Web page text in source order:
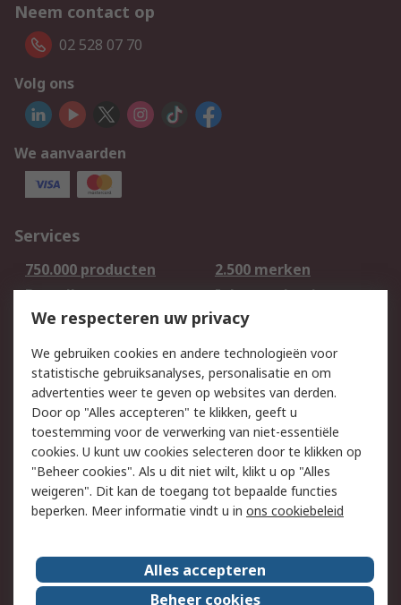
Neem contact op
02 528 07 70
Volg ons
We aanvaarden
Services
750.000 producten
2.500 merken
Bestellen
Inkoopoplossingen
Retouren
Technisch advies
Track & Trace
Wettelijk
Cookiebeleid
Email veiligheid
Privacybeleid -
Bijgewerkt
Websitevoorwaarden
Algemene
verkoopvoorwaarden
Over RS
RS Group Over ons
We respecteren uw privacy
We gebruiken cookies en andere technologieën voor
statistische gebruiksanalyses, personalisatie en om
advertenties weer te geven op websites van derden.
Door op "Alles accepteren" te klikken, geeft u
toestemming voor de verwerking van niet-essentiële
cookies. U kunt uw cookies selecteren door te klikken op
"Beheer cookies". Als u dit niet wilt, klikt u op "Alles
weigeren". Dit kan de toegang tot bepaalde functies
beperken. Meer informatie vindt u in ons cookiebeleid
Alles accepteren
Beheer cookies